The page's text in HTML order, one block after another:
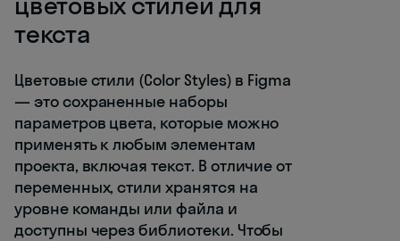
текста
Цветовые стили (Color Styles) в Figma
— это сохраненные наборы
параметров цвета, которые можно
применять к любым элементам
проекта, включая текст. В отличие от
переменных, стили хранятся на
уровне команды или файла и
доступны через библиотеки. Чтобы